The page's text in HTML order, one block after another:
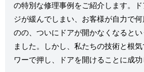
の特別な修理事例をご紹介します。
ジが緩んでしまい、お客様が自力で
のの、ついにドアが開かなくなると
ました。しかし、私たちの技術と根
ワーで押し、ドアを開けることに成功